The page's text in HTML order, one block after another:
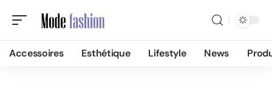
Accessoires Esthétique Lifestyle News